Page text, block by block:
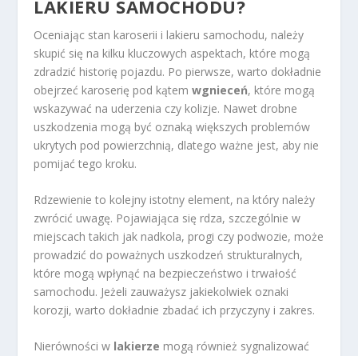
LAKIERU SAMOCHODU?
Oceniając stan karoserii i lakieru samochodu, należy
skupić się na kilku kluczowych aspektach, które mogą
zdradzić historię pojazdu. Po pierwsze, warto dokładnie
obejrzeć karoserię pod kątemwgnieceń, które mogą
wskazywać na uderzenia czy kolizje. Nawet drobne
uszkodzenia mogą być oznaką większych problemów
ukrytych pod powierzchnią, dlatego ważne jest, aby nie
pomijać tego kroku.
Rdzewienie to kolejny istotny element, na który należy
zwrócić uwagę. Pojawiająca się rdza, szczególnie w
miejscach takich jak nadkola, progi czy podwozie, może
prowadzić do poważnych uszkodzeń strukturalnych,
które mogą wpłynąć na bezpieczeństwo i trwałość
samochodu. Jeżeli zauważysz jakiekolwiek oznaki
korozji, warto dokładnie zbadać ich przyczyny i zakres.
Nierówności w lakierze mogą również sygnalizować